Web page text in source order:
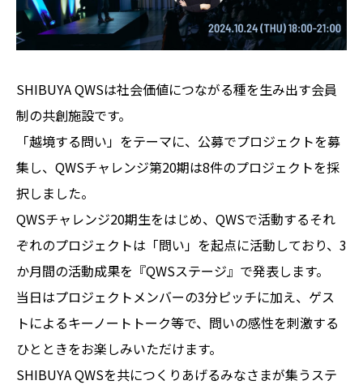
SHIBUYA QWSは社会価値につながる種を生み出す会員
制の共創施設です。
「越境する問い」をテーマに、公募でプロジェクトを募
集し、QWSチャレンジ第20期は8件のプロジェクトを採
択しました。
QWSチャレンジ20期生をはじめ、QWSで活動するそれ
ぞれのプロジェクトは「問い」を起点に活動しており、3
か月間の活動成果を『QWSステージ』で発表します。
当日はプロジェクトメンバーの3分ピッチに加え、ゲス
トによるキーノートトーク等で、問いの感性を刺激する
ひとときをお楽しみいただけます。
SHIBUYA QWSを共につくりあげるみなさまが集うステ